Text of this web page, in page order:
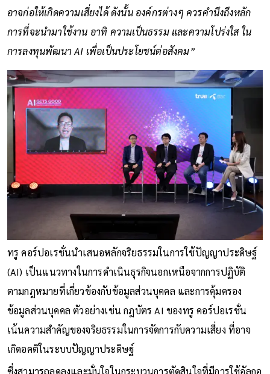
อาจก่อให้เกิดความเสี่ยงได้ ดังนั้น องค์กรต่างๆ ควรคำนึงถึงหลัก
การที่จะนำมาใช้งาน อาทิ ความเป็นธรรม และความโปร่งใส ใน
การลงทุนพัฒนา AI เพื่อเป็นประโยชน์ต่อสังคม”
ทรู คอร์ปอเรชั่นนำเสนอหลักจริยธรรมในการใช้ปัญญาประดิษฐ์
(AI) เป็นแนวทางในการดำเนินธุรกิจนอกเหนือจากการปฏิบัติ
ตามกฎหมายที่เกี่ยวข้องกับข้อมูลส่วนบุคคล และการคุ้มครอง
ข้อมูลส่วนบุคคล ตัวอย่างเช่น กฎบัตร AI ของทรู คอร์ปอเรชั่น
เน้นความสำคัญของจริยธรรมในการจัดการกับความเสี่ยง ที่อาจ
เกิดอคติในระบบปัญญาประดิษฐ์